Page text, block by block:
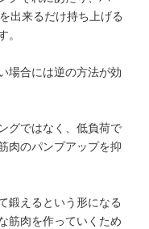
出来るだけ持ち上げる
。
場合には逆の方法が効
グではなく、低負荷で
肉のパンプアップを抑
鍛えるという形になる
筋肉を作っていくため